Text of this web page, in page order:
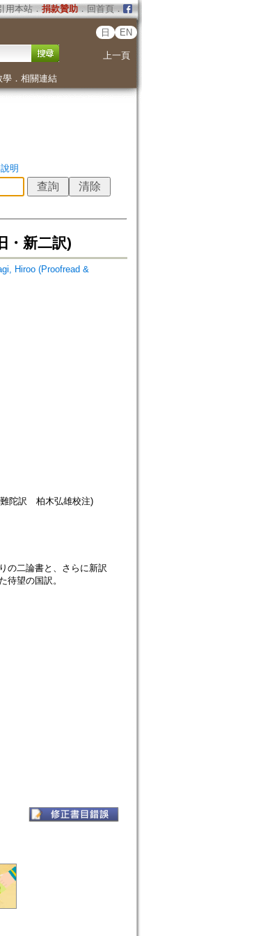
用本站． 捐款贊助．回首頁．
日 EN
上一頁
學． 相關連結
明
・新二訳)
Hiroo (Proofread &
陀訳 柏木弘雄校注)
の二論書と、さらに新訳
待望の国訳。